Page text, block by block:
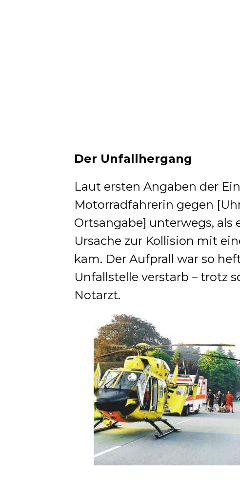
Der Unfallhergang
Laut ersten Angaben der
Motorradfahrerin gegen
Ortsangabe] unterwegs, als
Ursache zur Kollision mit
kam. Der Aufprall war so
Unfallstelle verstarb – trotz
Notarzt.